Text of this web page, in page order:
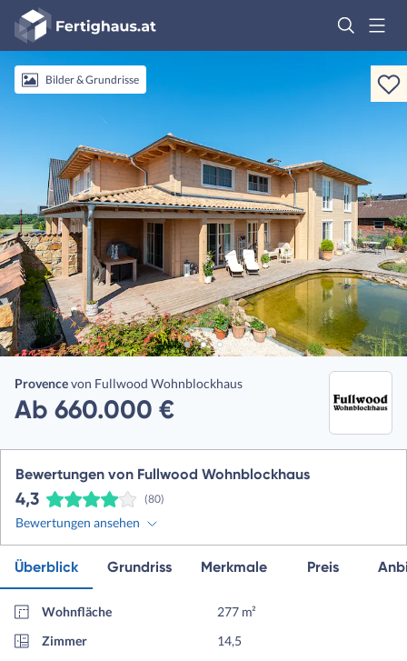
Fertighaus
Logo
AnmeldenBilder & Grundrisse
Provencevon Fullwood Wohnblockhaus
Ab 660.000 €
Bewertungen von Fullwood Wohnblockhaus
4,3 (80)
Bewertungen ansehen
Überblick Grundriss Merkmale Preis
Wohnfläche
277 m²
Zimmer
14,5